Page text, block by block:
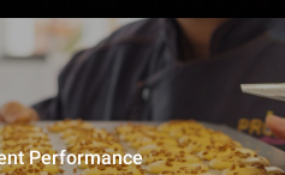
Performance